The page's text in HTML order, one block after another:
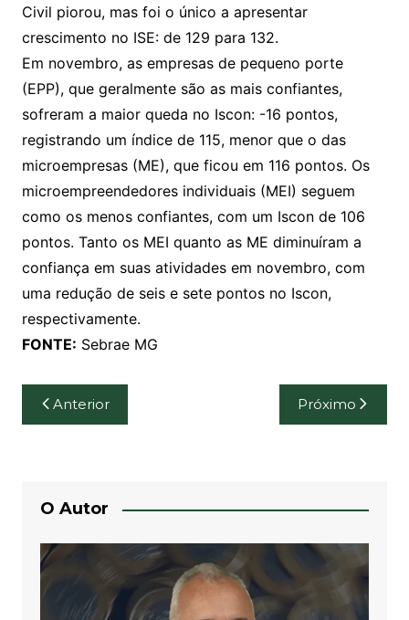
Civil piorou, mas foi o único a apresentar
crescimento no ISE: de 129 para 132.
Em novembro, as empresas de pequeno porte
(EPP), que geralmente são as mais confiantes,
sofreram a maior queda no Iscon: -16 pontos,
registrando um índice de 115, menor que o das
microempresas (ME), que ficou em 116 pontos. Os
microempreendedores individuais (MEI) seguem
como os menos confiantes, com um Iscon de 106
pontos. Tanto os MEI quanto as ME diminuíram a
confiança em suas atividades em novembro, com
uma redução de seis e sete pontos no Iscon,
respectivamente.
FONTE: Sebrae MG
Navegação
de
Anterior Próximo
O Autor